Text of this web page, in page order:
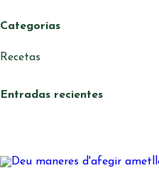
molde.
Categorías
Recetas
Entradas recientes